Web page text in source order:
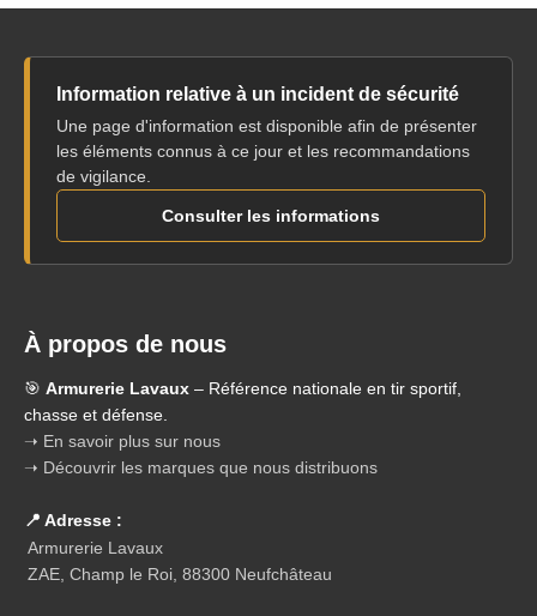
Information relative à un incident de sécurité
Une page d'information est disponible afin de présenter
les éléments connus à ce jour et les recommandations
de vigilance.
Consulter les informations
À propos de nous
🎯 Armurerie Lavaux – Référence nationale en tir sportif,
chasse et défense.
➝ En savoir plus sur nous
➝ Découvrir les marques que nous distribuons
📍 Adresse :
Armurerie Lavaux
ZAE, Champ le Roi, 88300 Neufchâteau